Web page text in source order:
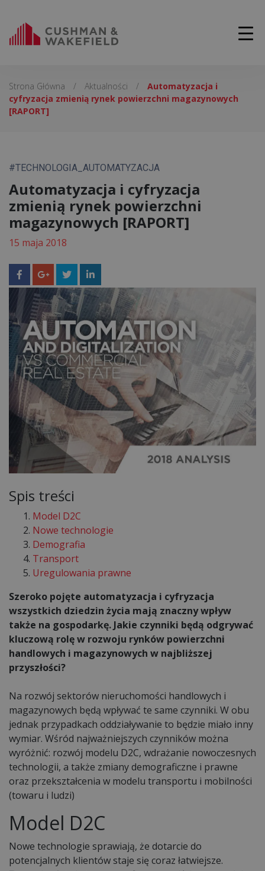
Strona Główna / Aktualności /
Automatyzacja i
cyfryzacja zmienią rynek powierzchni magazynowych
[RAPORT]
#TECHNOLOGIA_AUTOMATYZACJA
Automatyzacja i cyfryzacja
zmienią rynek powierzchni
magazynowych [RAPORT]
15 maja 2018
Spis treści
Model D2C
Nowe technologie
Demografia
Transport
Uregulowania prawne
Szeroko pojęte automatyzacja i cyfryzacja
wszystkich dziedzin życia mają znaczny wpływ
także na gospodarkę. Jakie czynniki będą odgrywać
kluczową rolę w rozwoju rynków powierzchni
handlowych i magazynowych w najbliższej
przyszłości?
Na rozwój sektorów nieruchomości handlowych i
magazynowych będą wpływać te same czynniki. W obu
jednak przypadkach oddziaływanie to będzie miało inny
wymiar. Wśród najważniejszych czynników można
wyróżnić: rozwój modelu D2C, wdrażanie nowoczesnych
technologii, a także zmiany demograficzne i prawne
oraz przekształcenia w modelu transportu i mobilności
(towaru i ludzi)
Model D2C
Nowe technologie sprawiają, że dotarcie do
potencjalnych klientów staje się coraz łatwiejsze.